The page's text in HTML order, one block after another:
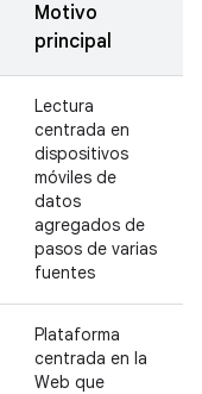
Motivo
principal
Lectura
centrada en
dispositivos
móviles de
datos
agregados de
pasos de varias
fuentes
Plataforma
centrada en la
Web que